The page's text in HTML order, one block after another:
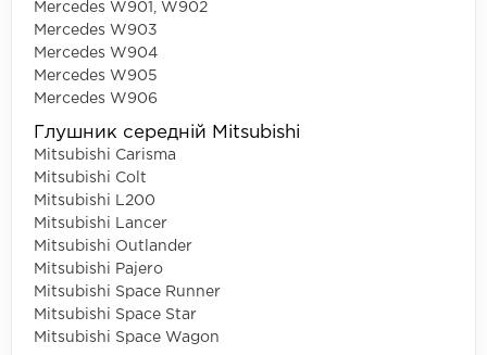
Mercedes W901, W902
Mercedes W903
Mercedes W904
Mercedes W905
Mercedes W906
Глушник середній Mitsubishi
Mitsubishi Carisma
Mitsubishi Colt
Mitsubishi L200
Mitsubishi Lancer
Mitsubishi Outlander
Mitsubishi Pajero
Mitsubishi Space Runner
Mitsubishi Space Star
Mitsubishi Space Wagon